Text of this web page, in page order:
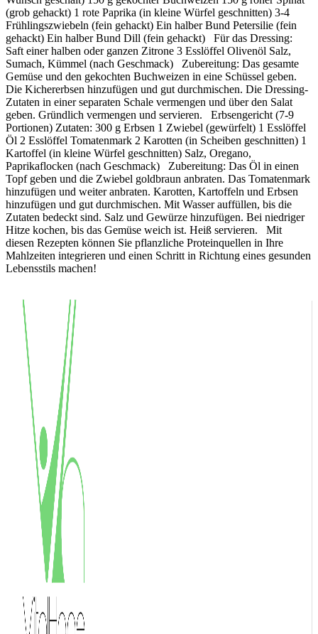
(grob gehackt) 1 rote Paprika (in kleine Würfel geschnitten) 3-4
Frühlingszwiebeln (fein gehackt) Ein halber Bund Petersilie (fein
gehackt) Ein halber Bund Dill (fein gehackt) Für das Dressing:
Saft einer halben oder ganzen Zitrone 3 Esslöffel Olivenöl Salz,
Sumach, Kümmel (nach Geschmack) Zubereitung: Das gesamte
Gemüse und den gekochten Buchweizen in eine Schüssel geben.
Die Kichererbsen hinzufügen und gut durchmischen. Die Dressing-
Zutaten in einer separaten Schale vermengen und über den Salat
geben. Gründlich vermengen und servieren. Erbsengericht (7-9
Portionen) Zutaten: 300 g Erbsen 1 Zwiebel (gewürfelt) 1 Esslöffel
Öl 2 Esslöffel Tomatenmark 2 Karotten (in Scheiben geschnitten) 1
Kartoffel (in kleine Würfel geschnitten) Salz, Oregano,
Paprikaflocken (nach Geschmack) Zubereitung: Das Öl in einen
Topf geben und die Zwiebel goldbraun anbraten. Das Tomatenmark
hinzufügen und weiter anbraten. Karotten, Kartoffeln und Erbsen
hinzufügen und gut durchmischen. Mit Wasser auffüllen, bis die
Zutaten bedeckt sind. Salz und Gewürze hinzufügen. Bei niedriger
Hitze kochen, bis das Gemüse weich ist. Heiß servieren. Mit
diesen Rezepten können Sie pflanzliche Proteinquellen in Ihre
Mahlzeiten integrieren und einen Schritt in Richtung eines gesunden
Lebensstils machen!